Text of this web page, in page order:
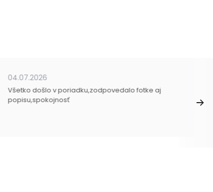
04.07.2026
Všetko došlo v poriadku,zodpovedalo fotke aj
popisu,spokojnosť